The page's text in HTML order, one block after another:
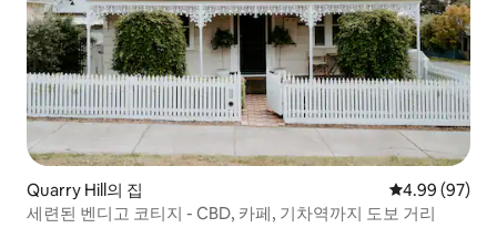
Quarry Hill의 집 평점 4.99점(5
4.99 (97)
세련된 벤디고 코티지 - CBD, 카페, 기차역까지 도보 거리